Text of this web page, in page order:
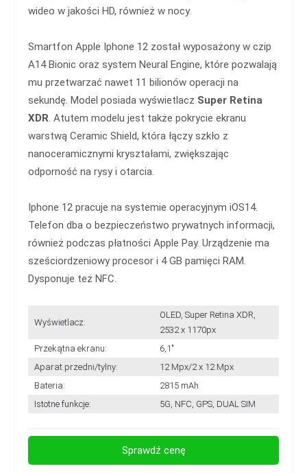
wideo w jakości HD, również w nocy.
Smartfon Apple Iphone 12 został wyposażony w czip
A14 Bionic oraz system Neural Engine, które pozwalają
mu przetwarzać nawet 11 bilionów operacji na
sekundę. Model posiada wyświetlacz Super Retina
XDR. Atutem modelu jest także pokrycie ekranu
warstwą Ceramic Shield, która łączy szkło z
nanoceramicznymi kryształami, zwiększając
odporność na rysy i otarcia.
Iphone 12 pracuje na systemie operacyjnym iOS14.
Telefon dba o bezpieczeństwo prywatnych informacji,
również podczas płatności Apple Pay. Urządzenie ma
sześciordzeniowy procesor i 4 GB pamięci RAM.
Dysponuje też NFC.
Wyświetlacz:
OLED, Super Retina XDR,
2532 x 1170px
Przekątna ekranu:
6,1"
Aparat przedni/tylny:
12 Mpx/2 x 12 Mpx
Bateria:
2815 mAh
Istotne funkcje:
5G, NFC, GPS, DUAL SIM
Sprawdź cenę